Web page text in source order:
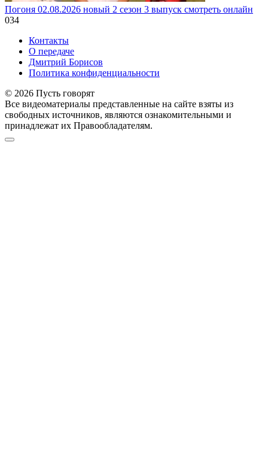
Погоня 02.08.2026 новый 2 сезон 3 выпуск смотреть онлайн
034
Контакты
О передаче
Дмитрий Борисов
Политика конфиденциальности
© 2026 Пусть говорят
Все видеоматериалы представленные на сайте взяты из
свободных источников, являются ознакомительными и
принадлежат их Правообладателям.